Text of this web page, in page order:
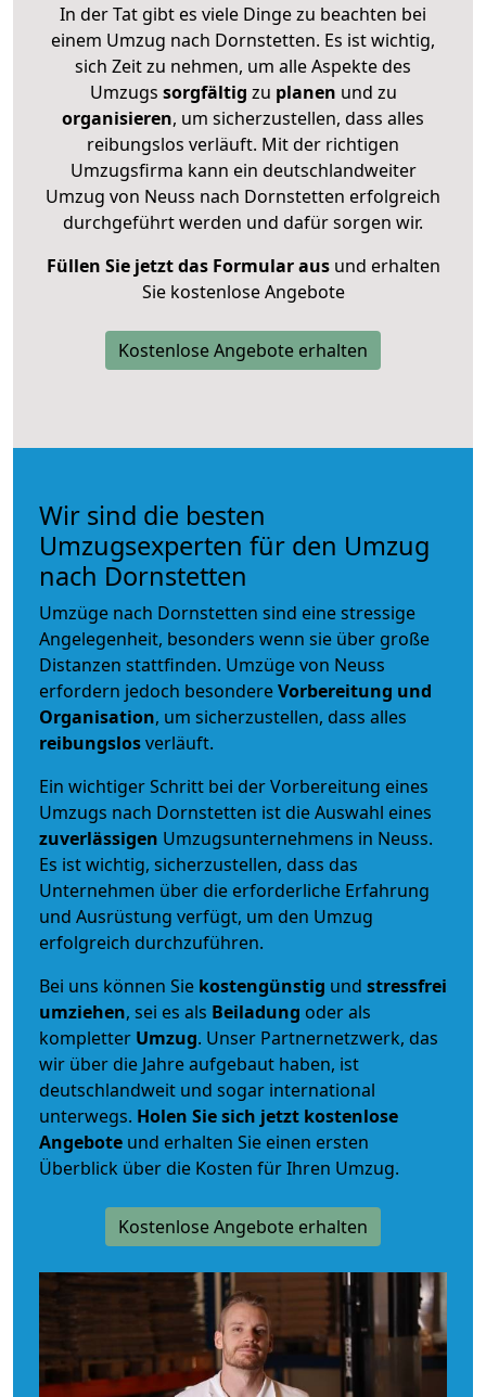
In der Tat gibt es viele Dinge zu beachten bei
einem Umzug nach Dornstetten. Es ist wichtig,
sich Zeit zu nehmen, um alle Aspekte des
Umzugs sorgfältig zu planen und zu
organisieren, um sicherzustellen, dass alles
reibungslos verläuft. Mit der richtigen
Umzugsfirma kann ein deutschlandweiter
Umzug von Neuss nach Dornstetten erfolgreich
durchgeführt werden und dafür sorgen wir.
Füllen Sie jetzt das Formular ausund erhalten
Sie kostenlose Angebote
Kostenlose Angebote erhalten
Wir sind die besten
Umzugsexperten für den Umzug
nach Dornstetten
Umzüge nach Dornstetten sind eine stressige
Angelegenheit, besonders wenn sie über große
Distanzen stattfinden. Umzüge von Neuss
erfordern jedoch besondereVorbereitung und
Organisation, um sicherzustellen, dass alles
reibungslosverläuft.
Ein wichtiger Schritt bei der Vorbereitung eines
Umzugs nach Dornstetten ist die Auswahl eines
zuverlässigen Umzugsunternehmens in Neuss.
Es ist wichtig, sicherzustellen, dass das
Unternehmen über die erforderliche Erfahrung
und Ausrüstung verfügt, um den Umzug
erfolgreich durchzuführen.
Bei uns können Sie kostengünstig und stressfrei
umziehen, sei es als Beiladung oder als
kompletter Umzug. Unser Partnernetzwerk, das
wir über die Jahre aufgebaut haben, ist
deutschlandweit und sogar international
unterwegs. Holen Sie sich jetzt kostenlose
Angebote und erhalten Sie einen ersten
Überblick über die Kosten für Ihren Umzug.
Kostenlose Angebote erhalten